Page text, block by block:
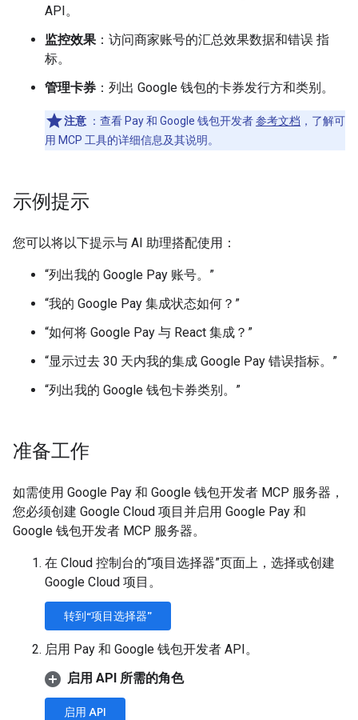
API。
监控效果 ：访问商家账号的汇总效果数据和错误 指
标。
管理卡券 ：列出 Google 钱包的卡券发行方和类别。
注意 ：查看 Pay 和 Google 钱包开发者参考文档 ，了解可
用 MCP 工具的详细信息及其说明。
示例提示
您可以将以下提示与 AI 助理搭配使用：
“列出我的 Google Pay 账号。”
“我的 Google Pay 集成状态如何？”
“如何将 Google Pay 与 React 集成？”
“显示过去 30 天内我的集成 Google Pay 错误指标。”
“列出我的 Google 钱包卡券类别。”
准备工作
如需使用 Google Pay 和 Google 钱包开发者 MCP 服务器，
您必须创建 Google Cloud 项目并启用 Google Pay 和
Google 钱包开发者 MCP 服务器。
在 Cloud 控制台的“项目选择器”页面上，选择或创建
Google Cloud 项目。
转到“项目选择器”
启用 Pay 和 Google 钱包开发者 API。
启用 API 所需的角色
启用 API